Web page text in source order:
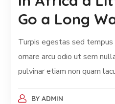
Go a Long
Turpis egestas sed
ornare arcu odio ut sem
pulvinar etiam non quam
BY ADMIN